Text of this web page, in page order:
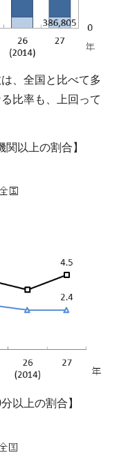
、全国と比べて多
比率も、上回って
関以上の割合】
以上の割合】